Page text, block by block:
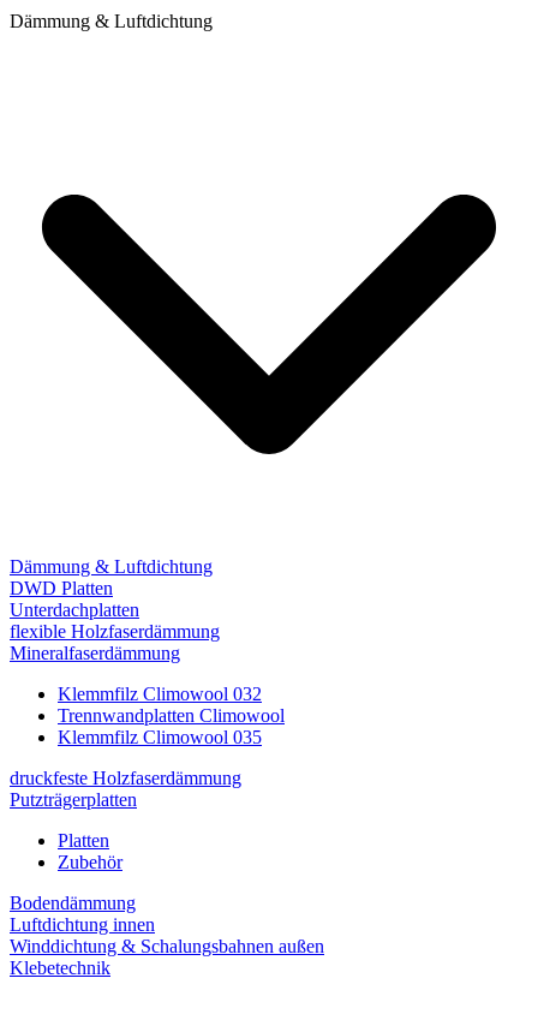
Dämmung & Luftdichtung
Dämmung & Luftdichtung
DWD Platten
Unterdachplatten
flexible Holzfaserdämmung
Mineralfaserdämmung
Klemmfilz Climowool 032
Trennwandplatten Climowool
Klemmfilz Climowool 035
druckfeste Holzfaserdämmung
Putzträgerplatten
Platten
Zubehör
Bodendämmung
Luftdichtung innen
Winddichtung & Schalungsbahnen außen
Klebetechnik